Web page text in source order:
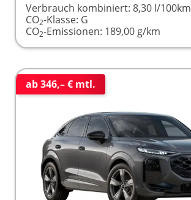
Verbrauch kombiniert: 8,30 l/100km
CO2-Klasse: G
CO2-Emissionen: 189,00 g/km
ab 346,– € mtl.